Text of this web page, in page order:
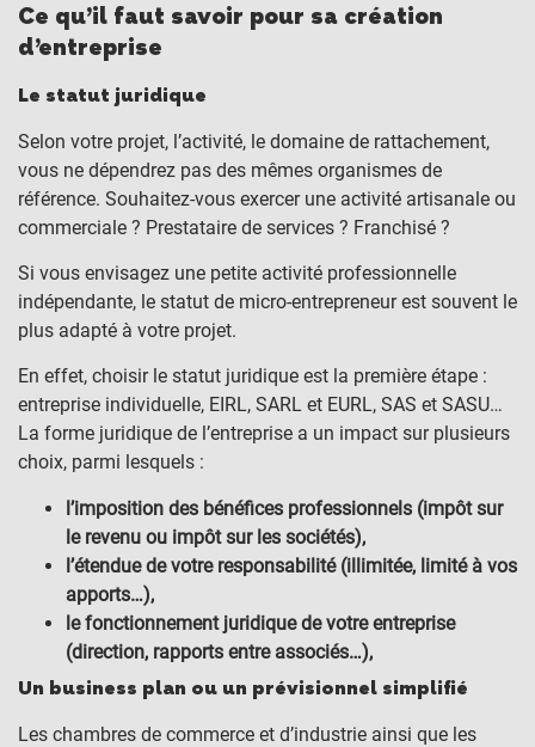
Ce qu’il faut savoir pour sa création
d’entreprise
Le statut juridique
Selon votre projet, l’activité, le domaine de rattachement,
vous ne dépendrez pas des mêmes organismes de
référence. Souhaitez-vous exercer une activité artisanale ou
commerciale ? Prestataire de services ? Franchisé ?
Si vous envisagez une petite activité professionnelle
indépendante, le statut de micro-entrepreneur est souvent le
plus adapté à votre projet.
En effet, choisir le statut juridique est la première étape :
entreprise individuelle, EIRL, SARL et EURL, SAS et SASU…
La forme juridique de l’entreprise a un impact sur plusieurs
choix, parmi lesquels :
l’imposition des bénéfices professionnels (impôt sur
le revenu ou impôt sur les sociétés),
l’étendue de votre responsabilité (illimitée, limité à vos
apports…),
le fonctionnement juridique de votre entreprise
(direction, rapports entre associés…),
Un business plan ou un prévisionnel simplifié
Les chambres de commerce et d’industrie ainsi que les